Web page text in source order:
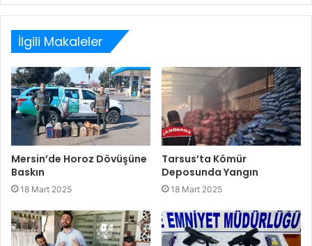
sitesi
İlgili Makaleler
Mersin’de Horoz Dövüşüne
Baskın
18 Mart 2025
Tarsus’ta Kömür
Deposunda Yangın
18 Mart 2025